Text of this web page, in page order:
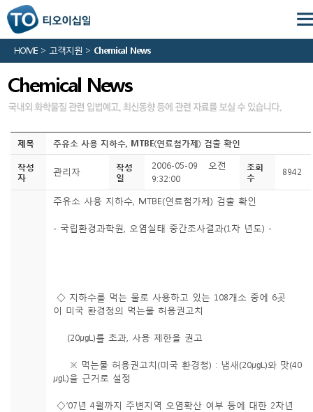
HOME > 고객지원 > Chemical News
Chemical News
제목 주유소 사용 지하수, MTBE(연료첨가제) 검출 확인
작성
자
관리자
작성
일
2006-05-09 오전
9:32:00
조회
수
8942
주유소 사용 지하수, MTBE(연료첨가제) 검출 확인
- 국립환경과학원, 오염실태 중간조사결과(1차 년도) -
◇ 지하수를 먹는 물로 사용하고 있는 108개소 중에 6곳
이 미국 환경청의 먹는물 허용권고치
(20㎍L)를 초과, 사용 제한을 권고
※ 먹는물 허용권고치(미국 환경청) : 냄새(20㎍L)와 맛(40
㎍L)을 근거로 설정
◇‘07년 4월까지 주변지역 오염확산 여부 등에 대한 2차년